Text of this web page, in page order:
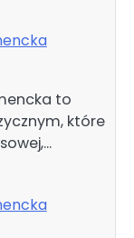
to
które